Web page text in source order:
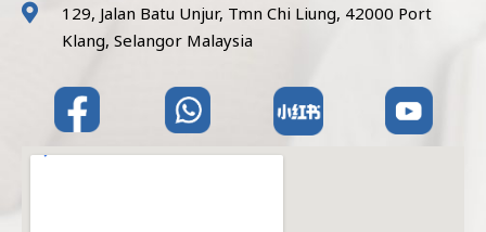
129, Jalan Batu Unjur, Tmn Chi Liung, 42000 Port
Klang, Selangor Malaysia